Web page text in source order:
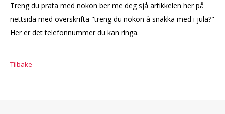
GI EI GÅVE
Treng du prata med nokon ber me deg sjå artikkelen her på
nettsida med overskrifta "treng du nokon å snakka med i jula?"
Her er det telefonnummer du kan ringa.
Tilbake